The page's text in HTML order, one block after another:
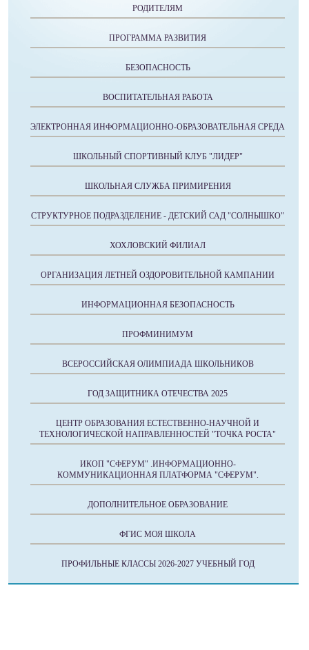
РОДИТЕЛЯМ
ПРОГРАММА РАЗВИТИЯ
БЕЗОПАСНОСТЬ
ВОСПИТАТЕЛЬНАЯ РАБОТА
ЭЛЕКТРОННАЯ ИНФОРМАЦИОННО-ОБРАЗОВАТЕЛЬНАЯ СРЕДА
ШКОЛЬНЫЙ СПОРТИВНЫЙ КЛУБ "ЛИДЕР"
ШКОЛЬНАЯ СЛУЖБА ПРИМИРЕНИЯ
СТРУКТУРНОЕ ПОДРАЗДЕЛЕНИЕ - ДЕТСКИЙ САД "СОЛНЫШКО"
ХОХЛОВСКИЙ ФИЛИАЛ
ОРГАНИЗАЦИЯ ЛЕТНЕЙ ОЗДОРОВИТЕЛЬНОЙ КАМПАНИИ
ИНФОРМАЦИОННАЯ БЕЗОПАСНОСТЬ
ПРОФМИНИМУМ
ВСЕРОССИЙСКАЯ ОЛИМПИАДА ШКОЛЬНИКОВ
ГОД ЗАЩИТНИКА ОТЕЧЕСТВА 2025
ЦЕНТР ОБРАЗОВАНИЯ ЕСТЕСТВЕННО-НАУЧНОЙ И
ТЕХНОЛОГИЧЕСКОЙ НАПРАВЛЕННОСТЕЙ "ТОЧКА РОСТА"
ИКОП "СФЕРУМ" .ИНФОРМАЦИОННО-
КОММУНИКАЦИОННАЯ ПЛАТФОРМА "СФЕРУМ".
ДОПОЛНИТЕЛЬНОЕ ОБРАЗОВАНИЕ
ФГИС МОЯ ШКОЛА
ПРОФИЛЬНЫЕ КЛАССЫ 2026-2027 УЧЕБНЫЙ ГОД